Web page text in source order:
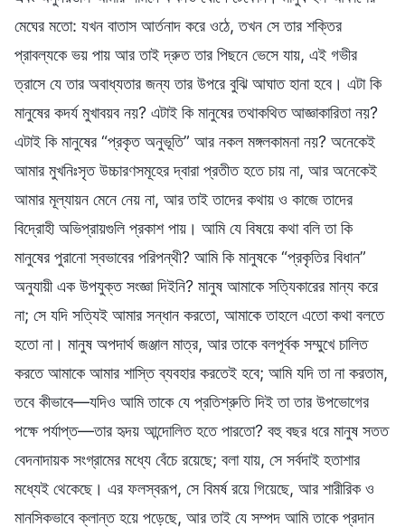
মেঘের মতো: যখন বাতাস আর্তনাদ করে ওঠে, তখন সে তার শক্তির
প্রাবল্যকে ভয় পায় আর তাই দ্রুত তার পিছনে ভেসে যায়, এই গভীর
ত্রাসে যে তার অবাধ্যতার জন্য তার উপরে বুঝি আঘাত হানা হবে। এটা কি
মানুষের কদর্য মুখাবয়ব নয়? এটাই কি মানুষের তথাকথিত আজ্ঞাকারিতা নয়?
এটাই কি মানুষের “প্রকৃত অনুভূতি” আর নকল মঙ্গলকামনা নয়? অনেকেই
আমার মুখনিঃসৃত উচ্চারণসমূহের দ্বারা প্রতীত হতে চায় না, আর অনেকেই
আমার মূল্যায়ন মেনে নেয় না, আর তাই তাদের কথায় ও কাজে তাদের
বিদ্রোহী অভিপ্রায়গুলি প্রকাশ পায়। আমি যে বিষয়ে কথা বলি তা কি
মানুষের পুরানো স্বভাবের পরিপন্থী? আমি কি মানুষকে “প্রকৃতির বিধান”
অনুযায়ী এক উপযুক্ত সংজ্ঞা দিইনি? মানুষ আমাকে সত্যিকারের মান্য করে
না; সে যদি সত্যিই আমার সন্ধান করতো, আমাকে তাহলে এতো কথা বলতে
হতো না। মানুষ অপদার্থ জঞ্জাল মাত্র, আর তাকে বলপূর্বক সম্মুখে চালিত
করতে আমাকে আমার শাস্তি ব্যবহার করতেই হবে; আমি যদি তা না করতাম,
তবে কীভাবে—যদিও আমি তাকে যে প্রতিশ্রুতি দিই তা তার উপভোগের
পক্ষে পর্যাপ্ত—তার হৃদয় আন্দোলিত হতে পারতো? বহু বছর ধরে মানুষ সতত
বেদনাদায়ক সংগ্রামের মধ্যে বেঁচে রয়েছে; বলা যায়, সে সর্বদাই হতাশার
মধ্যেই থেকেছে। এর ফলস্বরূপ, সে বিমর্ষ রয়ে গিয়েছে, আর শারীরিক ও
মানসিকভাবে ক্লান্ত হয়ে পড়েছে, আর তাই যে সম্পদ আমি তাকে প্রদান